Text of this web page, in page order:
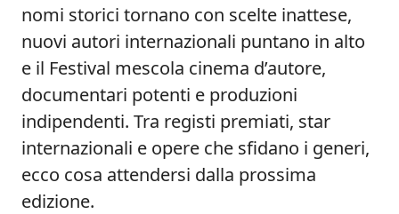
nomi storici tornano con scelte inattese,
nuovi autori internazionali puntano in alto
e il Festival mescola cinema d’autore,
documentari potenti e produzioni
indipendenti. Tra registi premiati, star
internazionali e opere che sfidano i generi,
ecco cosa attendersi dalla prossima
edizione.